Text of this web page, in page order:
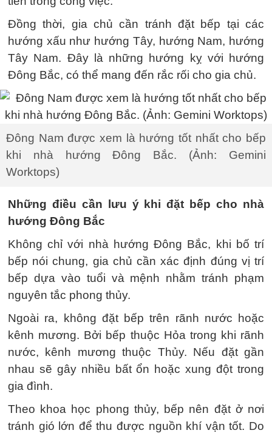
Đồng thời, gia chủ cần tránh đặt bếp tại các
hướng xấu như hướng Tây, hướng Nam, hướng
Tây Nam. Đây là những hướng kỵ với hướng
Đông Bắc, có thể mang đến rắc rối cho gia chủ.
Đông Nam được xem là hướng tốt nhất cho bếp
khi nhà hướng Đông Bắc. (Ảnh: Gemini
Worktops)
Những điều cần lưu ý khi đặt bếp cho nhà
hướng Đông Bắc
Không chỉ với nhà hướng Đông Bắc, khi bố trí
bếp nói chung, gia chủ cần xác định đúng vị trí
bếp dựa vào tuổi và mệnh nhằm tránh phạm
nguyên tắc phong thủy.
Ngoài ra, không đặt bếp trên rãnh nước hoặc
kênh mương. Bởi bếp thuộc Hỏa trong khi rãnh
nước, kênh mương thuộc Thủy. Nếu đặt gần
nhau sẽ gây nhiều bất ổn hoặc xung đột trong
gia đình.
Theo khoa học phong thủy, bếp nên đặt ở nơi
tránh gió lớn để thu được nguồn khí vận tốt. Do